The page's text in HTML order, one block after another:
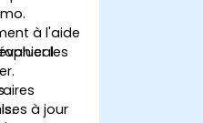
à l'aide
à jour
les